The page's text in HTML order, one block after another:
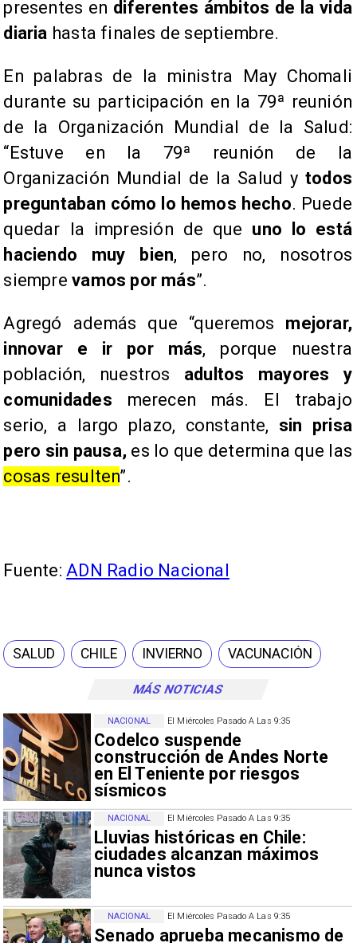
MÁS NOTICIAS
El Miércoles Pasado A Las 9:35
Codelco suspende
construcción de Andes Norte
en El Teniente por riesgos
sísmicos
NACIONAL
El Miércoles Pasado A Las 9:35
Lluvias históricas en Chile:
ciudades alcanzan máximos
nunca vistos
NACIONAL
El Miércoles Pasado A Las 9:35
Senado aprueba mecanismo de
NACIONAL
presentes en diferentes ámbitos de la vida
diaria hasta finales de septiembre.
En palabras de la ministra May Chomali
durante su participación en la 79ª reunión
de la Organización Mundial de la Salud:
“Estuve en la 79ª reunión de la
Organización Mundial de la Salud y todos
preguntaban cómo lo hemos hecho. Puede
quedar la impresión de que uno lo está
haciendo muy bien, pero no, nosotros
siemprevamos por más”.
Agregó además que “queremos mejorar,
innovar e ir por más, porque nuestra
población, nuestros adultos mayores y
comunidades merecen más. El trabajo
serio, a largo plazo, constante, sin prisa
pero sin pausa, es lo que determina que las
cosas resulten”.
Fuente: ADN Radio Nacional
SALUD CHILE INVIERNO VACUNACIÓN